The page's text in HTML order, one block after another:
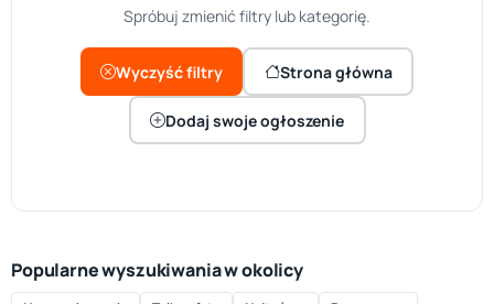
Spróbuj zmienić filtry lub kategorię.
Wyczyść filtry Strona główna
Dodaj swoje ogłoszenie
Popularne wyszukiwania w okolicy